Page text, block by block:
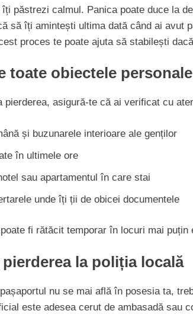
păstrezi calmul. Panica poate duce la
să îți amintești ultima dată când ai avut
proces te poate ajuta să stabilești
toate obiectele personale
pierderea, asigură-te că ai verificat cu
și buzunarele interioare ale genților
în ultimele ore
sau apartamentul în care stai
unde îți ții de obicei documentele
fi rătăcit temporar în locuri mai puțin
pierderea la poliția locală
nu se mai află în posesia ta,
este adesea cerut de ambasadă sau